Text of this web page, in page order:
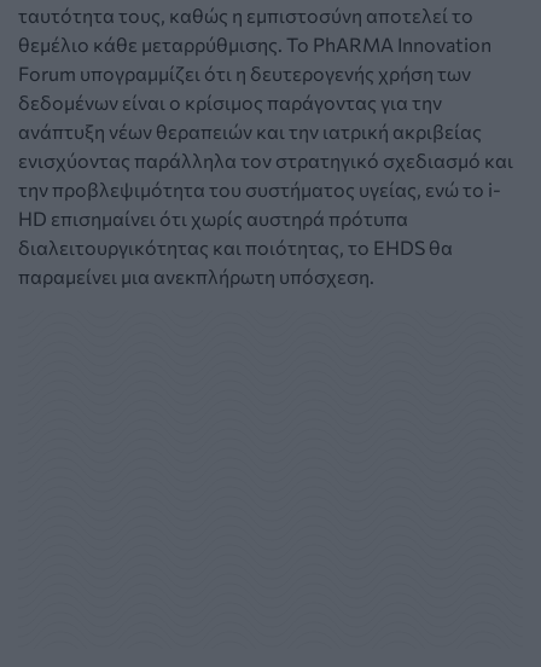
ταυτότητα τους, καθώς η εμπιστοσύνη αποτελεί το
θεμέλιο κάθε μεταρρύθμισης. Το PhARMA Innovation
Forum υπογραμμίζει ότι η δευτερογενής χρήση των
δεδομένων είναι ο κρίσιμος παράγοντας για την
ανάπτυξη νέων θεραπειών και την ιατρική ακριβείας
ενισχύοντας παράλληλα τον στρατηγικό σχεδιασμό και
την προβλεψιμότητα του συστήματος υγείας, ενώ το i-
HD επισημαίνει ότι χωρίς αυστηρά πρότυπα
διαλειτουργικότητας και ποιότητας, το EHDS θα
παραμείνει μια ανεκπλήρωτη υπόσχεση.